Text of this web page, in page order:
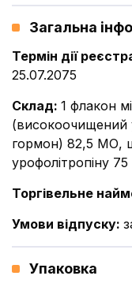
Загальна
Термін дії
25.07.2075
Склад: 1 флакон
(високоочищений
гормон) 82,5 МО,
урофолітропіну
Торгівельне
Умови відпуску:
Упаковка